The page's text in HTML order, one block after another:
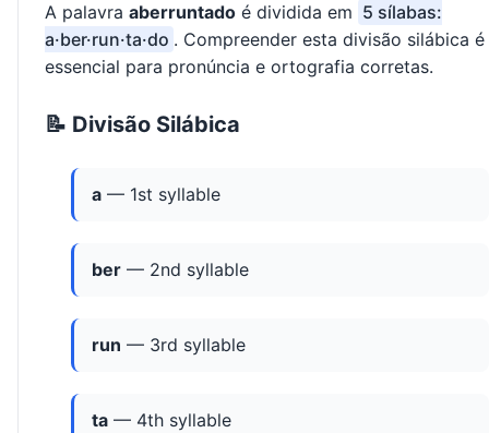
A palavra aberruntado é dividida em 5 sílabas:
a·ber·run·ta·do . Compreender esta divisão silábica é
essencial para pronúncia e ortografia corretas.
📝 Divisão Silábica
a — 1st syllable
ber — 2nd syllable
run — 3rd syllable
ta — 4th syllable